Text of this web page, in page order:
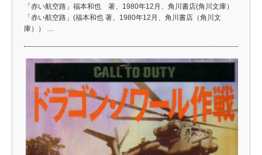
「赤い航空路」福本和也 著、1980年12月、角川書店(角川文庫）
「赤い航空路」(福本和也 著、1980年12月、角川書店（角川文
庫）） …